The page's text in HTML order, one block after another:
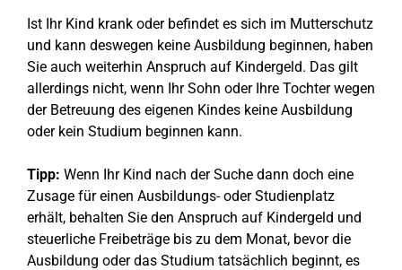
Ist Ihr Kind krank oder befindet es sich im Mutterschutz
und kann deswegen keine Ausbildung beginnen, haben
Sie auch weiterhin Anspruch auf Kindergeld. Das gilt
allerdings nicht, wenn Ihr Sohn oder Ihre Tochter wegen
der Betreuung des eigenen Kindes keine Ausbildung
oder kein Studium beginnen kann.
Tipp: Wenn Ihr Kind nach der Suche dann doch eine
Zusage für einen Ausbildungs- oder Studienplatz
erhält, behalten Sie den Anspruch auf Kindergeld und
steuerliche Freibeträge bis zu dem Monat, bevor die
Ausbildung oder das Studium tatsächlich beginnt, es